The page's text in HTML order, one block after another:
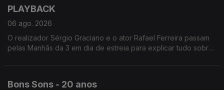
PLAYBACK
06 ago. 2026
O realizador Sérgio Graciano e o ator Rafael Ferreira passam
pelas Manhãs da 3 em dia de estreia para explicar tudo sobre
Bons Sons - 20 anos